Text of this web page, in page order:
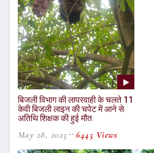
बिजली विभाग की लापरवाही के चलते 11
केवी बिजली लाइन की चपेट में आने से
अतिथि शिक्षक की हुई मौत
May 28, 2025 6445 Views